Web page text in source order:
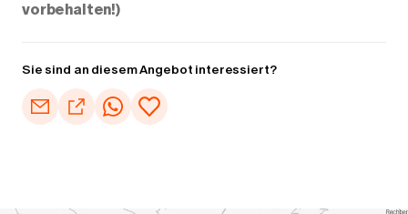
vorbehalten!)
Sie sind an diesem Angebot interessiert?